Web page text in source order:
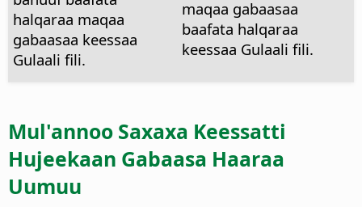
halqaraa maqaa
gabaasaa keessaa
Gulaali fili.
maqaa gabaasaa
baafata halqaraa
keessaa Gulaali fili.
Mul'annoo Saxaxa Keessatti
Hujeekaan Gabaasa Haaraa
Uumuu